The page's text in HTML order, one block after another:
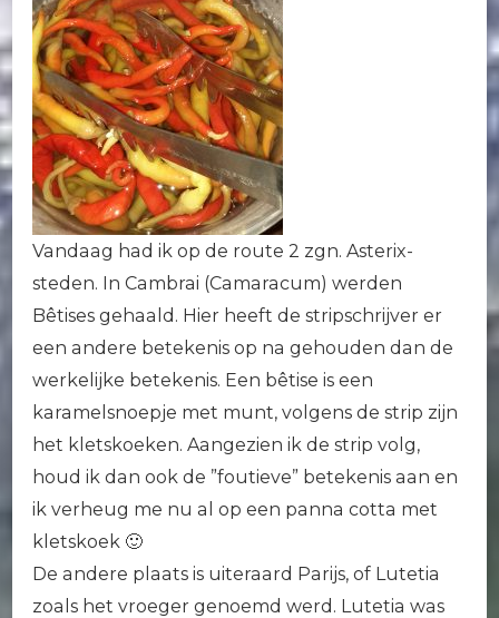
Vandaag had ik op de route 2 zgn. Asterix-
steden. In Cambrai (Camaracum) werden
Bêtises gehaald. Hier heeft de stripschrijver er
een andere betekenis op na gehouden dan de
werkelijke betekenis. Een bêtise is een
karamelsnoepje met munt, volgens de strip zijn
het kletskoeken. Aangezien ik de strip volg,
houd ik dan ook de ”foutieve” betekenis aan en
ik verheug me nu al op een panna cotta met
kletskoek 🙂
De andere plaats is uiteraard Parijs, of Lutetia
zoals het vroeger genoemd werd. Lutetia was